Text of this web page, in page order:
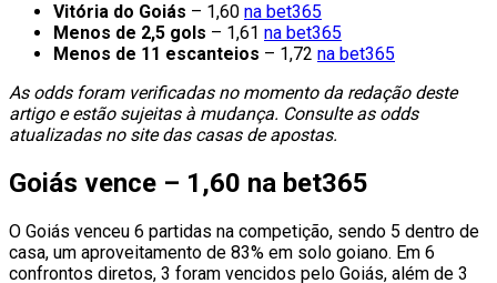
Vitória do Goiás – 1,60 na bet365
Menos de 2,5 gols – 1,61 na bet365
Menos de 11 escanteios – 1,72 na bet365
As odds foram verificadas no momento da redação deste
artigo e estão sujeitas à mudança. Consulte as odds
atualizadas no site das casas de apostas.
Goiás vence – 1,60 na bet365
O Goiás venceu 6 partidas na competição, sendo 5 dentro de
casa, um aproveitamento de 83% em solo goiano. Em 6
confrontos diretos, 3 foram vencidos pelo Goiás, além de 3